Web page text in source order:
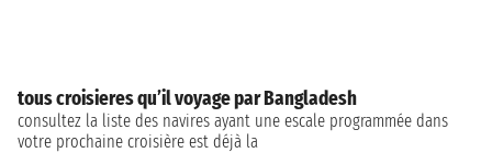
tous croisieres qu’il voyage par Bangladesh
consultez la liste des navires ayant une escale programmée dans
votre prochaine croisière est déjà la